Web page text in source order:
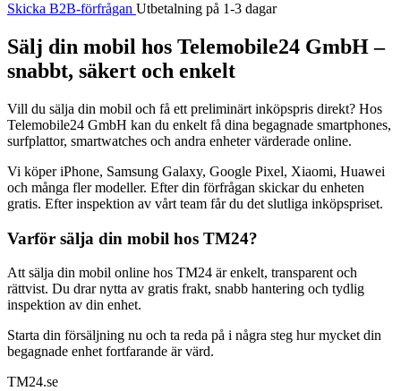
Skicka B2B-förfrågan Utbetalning på 1-3 dagar
Sälj din mobil hos Telemobile24 GmbH –
snabbt, säkert och enkelt
Vill du sälja din mobil och få ett preliminärt inköpspris direkt? Hos
Telemobile24 GmbH kan du enkelt få dina begagnade smartphones,
surfplattor, smartwatches och andra enheter värderade online.
Vi köper iPhone, Samsung Galaxy, Google Pixel, Xiaomi, Huawei
och många fler modeller. Efter din förfrågan skickar du enheten
gratis. Efter inspektion av vårt team får du det slutliga inköpspriset.
Varför sälja din mobil hos TM24?
Att sälja din mobil online hos TM24 är enkelt, transparent och
rättvist. Du drar nytta av gratis frakt, snabb hantering och tydlig
inspektion av din enhet.
Starta din försäljning nu och ta reda på i några steg hur mycket din
begagnade enhet fortfarande är värd.
TM24.se